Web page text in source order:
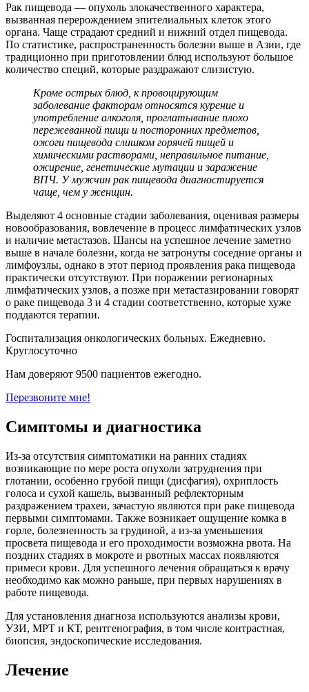
Рак пищевода — опухоль злокачественного характера,
вызванная перерождением эпителиальных клеток этого
органа. Чаще страдают средний и нижний отдел пищевода.
По статистике, распространенность болезни выше в Азии, где
традиционно при приготовлении блюд используют большое
количество специй, которые раздражают слизистую.
Кроме острых блюд, к провоцирующим
заболевание факторам относятся курение и
употребление алкоголя, проглатывание плохо
пережеванной пищи и посторонних предметов,
ожоги пищевода слишком горячей пищей и
химическими растворами, неправильное питание,
ожирение, генетические мутации и заражение
ВПЧ. У мужчин рак пищевода диагностируется
чаще, чем у женщин.
Выделяют 4 основные стадии заболевания, оценивая размеры
новообразования, вовлечение в процесс лимфатических узлов
и наличие метастазов. Шансы на успешное лечение заметно
выше в начале болезни, когда не затронуты соседние органы и
лимфоузлы, однако в этот период проявления рака пищевода
практически отсутствуют. При поражении регионарных
лимфатических узлов, а позже при метастазировании говорят
о раке пищевода 3 и 4 стадии соответственно, которые хуже
поддаются терапии.
Госпитализация онкологических больных. Ежедневно.
Круглосуточно
Нам доверяют 9500 пациентов ежегодно.
Перезвоните мне!
Симптомы и диагностика
Из-за отсутствия симптоматики на ранних стадиях
возникающие по мере роста опухоли затруднения при
глотании, особенно грубой пищи (дисфагия), охриплость
голоса и сухой кашель, вызванный рефлекторным
раздражением трахеи, зачастую являются при раке пищевода
первыми симптомами. Также возникает ощущение комка в
горле, болезненность за грудиной, а из-за уменьшения
просвета пищевода и его проходимости возможна рвота. На
поздних стадиях в мокроте и рвотных массах появляются
примеси крови. Для успешного лечения обращаться к врачу
необходимо как можно раньше, при первых нарушениях в
работе пищевода.
Для установления диагноза используются анализы крови,
УЗИ, МРТ и КТ, рентгенография, в том числе контрастная,
биопсия, эндоскопические исследования.
Лечение